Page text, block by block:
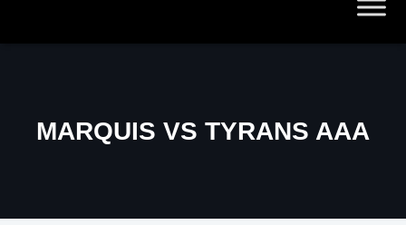
MARQUIS VS TYRANS AAA